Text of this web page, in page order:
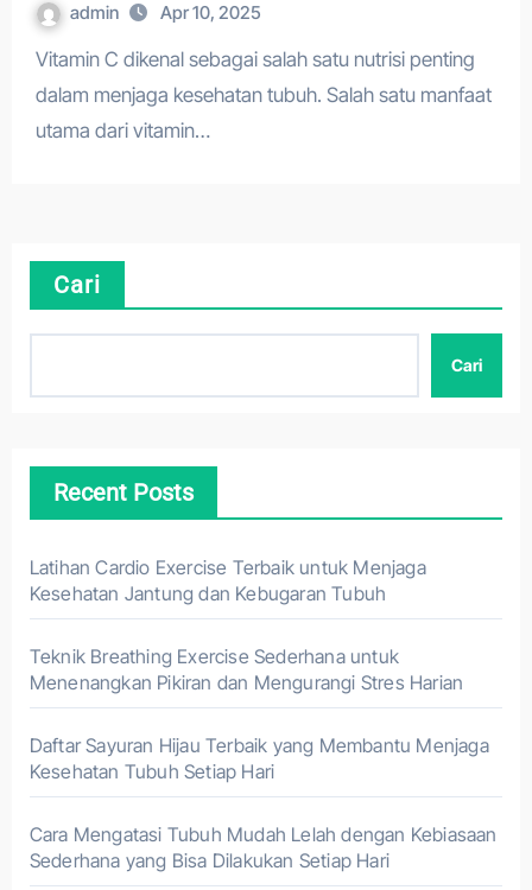
admin Apr 10, 2025
Vitamin C dikenal sebagai salah satu nutrisi penting
dalam menjaga kesehatan tubuh. Salah satu manfaat
utama dari vitamin…
Cari
Cari
Recent Posts
Latihan Cardio Exercise Terbaik untuk Menjaga
Kesehatan Jantung dan Kebugaran Tubuh
Teknik Breathing Exercise Sederhana untuk
Menenangkan Pikiran dan Mengurangi Stres Harian
Daftar Sayuran Hijau Terbaik yang Membantu Menjaga
Kesehatan Tubuh Setiap Hari
Cara Mengatasi Tubuh Mudah Lelah dengan Kebiasaan
Sederhana yang Bisa Dilakukan Setiap Hari